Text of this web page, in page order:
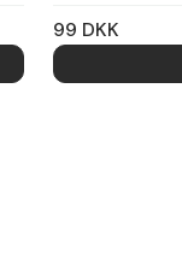
99 DKK